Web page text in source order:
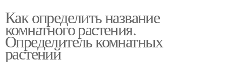
Как определить название
комнатного растения.
Определитель комнатных
растений